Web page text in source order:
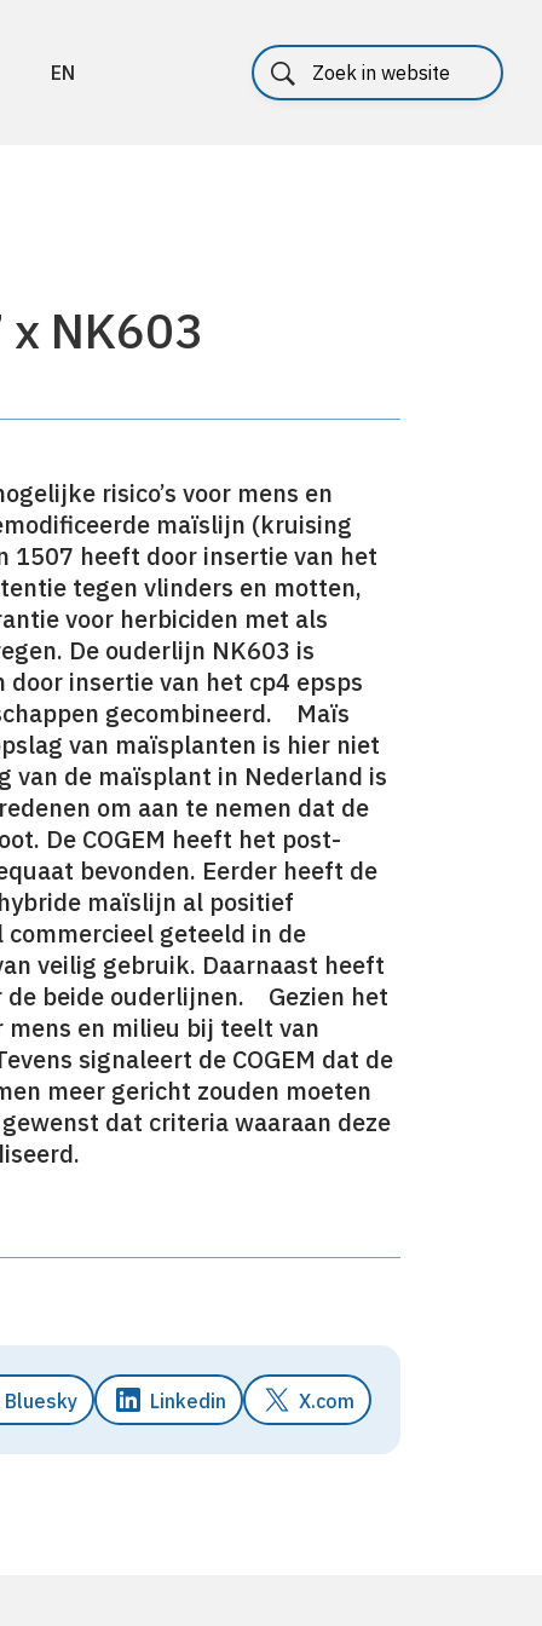
EN
NK603
risico’s voor mens en
maïslijn (kruising
1507 heeft door insertie van het
tegen vlinders en motten,
voor herbiciden met als
De ouderlijn NK603 is
insertie van het cp4 epsps
gecombineerd. Maïs
van maïsplanten is hier niet
van de maïsplant in Nederland is
om aan te nemen dat de
De COGEM heeft het post-
bevonden. Eerder heeft de
maïslijn al positief
geteeld in de
veilig gebruik. Daarnaast heeft
de beide ouderlijnen. Gezien het
mens en milieu bij teelt van
signaleert de COGEM dat de
meer gericht zouden moeten
dat criteria waaraan deze
Bluesky Linkedin X.com